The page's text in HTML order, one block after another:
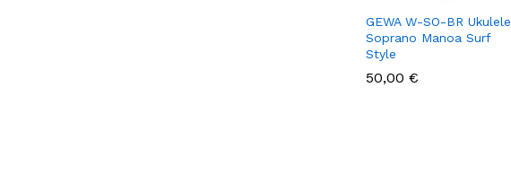
GEWA W-SO-BR Ukulele
Soprano Manoa Surf
Style
50,00 €
50,00 €